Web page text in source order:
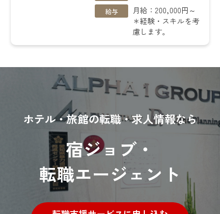
給与
月給：200,000円～
＊経験・スキルを考
慮します。
ホテル・旅館の転職・求人情報なら
宿ジョブ・
転職エージェント